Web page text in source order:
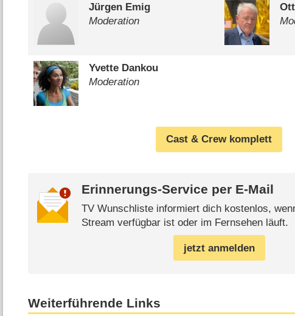
Jürgen Emig
Moderation
Yvette Dankou
Moderation
Cast & Crew komplett
Erinnerungs-Service per E-Mail
TV Wunschliste informiert dich kostenlos,
Stream verfügbar ist oder im Fernsehen läuft.
jetzt anmelden
Weiterführende Links